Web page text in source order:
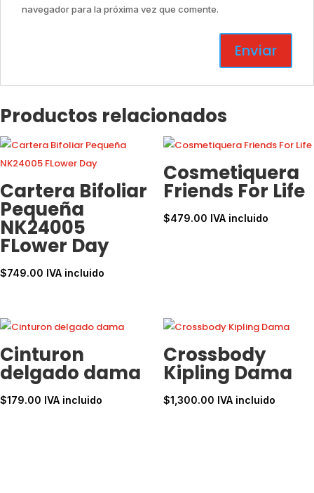
navegador para la próxima vez que comente.
Productos relacionados
Cartera Bifoliar
Pequeña
NK24005
FLower Day
$749.00 IVA incluido
Cosmetiquera
Friends For Life
$479.00 IVA incluido
Cinturon
delgado dama
$179.00 IVA incluido
Crossbody
Kipling Dama
$1,300.00 IVA incluido